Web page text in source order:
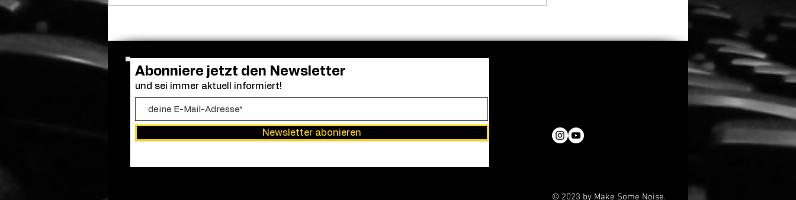
Guadagnino mit dem Cartier
Award
die alte Clique: Dreharbeiten
in a Cornfield 2“ erhält
Abonniere jetzt den Newsletter
und sei immer aktuell informiert!
Newsletter abonieren
© 2023 by Make Some Noise.